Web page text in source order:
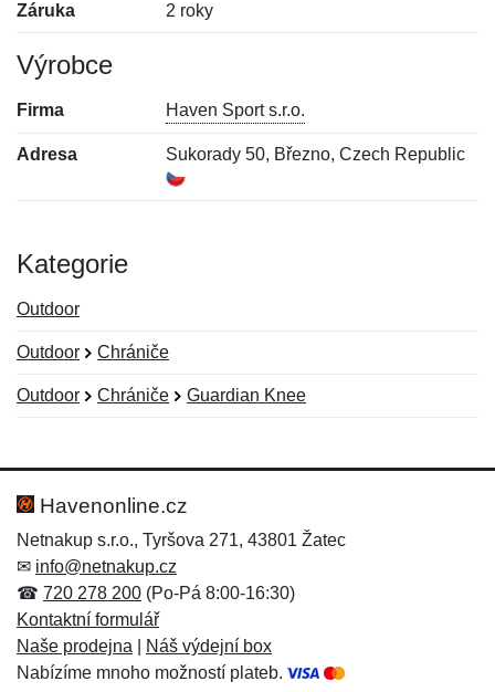
Záruka 2 roky
Výrobce
Firma Haven Sport s.r.o.
Adresa Sukorady 50, Březno, Czech Republic
Kategorie
Outdoor
Outdoor Chrániče
Outdoor Chrániče Guardian Knee
Hodnocení:
Jméno: *
Jméno:
E-mail:*
Havenonline.cz
Netnakup s.r.o., Tyršova 271, 43801 Žatec
✉ info@netnakup.cz
☎ 720 278 200 (Po-Pá 8:00-16:30)
Kontaktní formulář
Naše prodejna
Náš výdejní box
Nabízíme mnoho možností plateb.